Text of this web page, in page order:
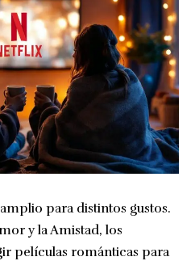
para distintos gustos.
y la Amistad, los
películas románticas para